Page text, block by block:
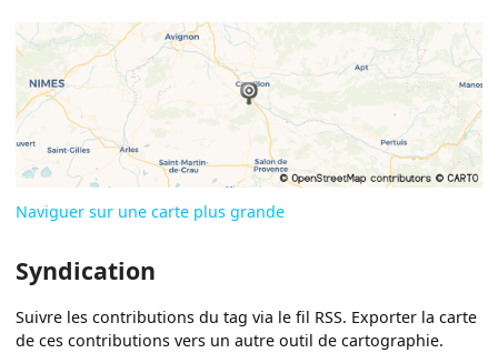
Naviguer sur une carte plus grande
Syndication
Suivre les contributions du tag via le fil RSS. Exporter la carte
de ces contributions vers un autre outil de cartographie.